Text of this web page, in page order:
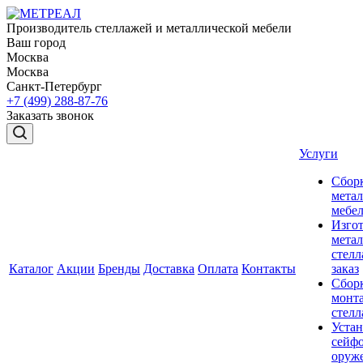
Производитель стеллажей и металлической мебели
Ваш город
Москва
Москва
Санкт-Петербург
+7 (499) 288-87-76
Заказать звонок
Каталог Акции Бренды Доставка Оплата Контакты
Услуги
заказ